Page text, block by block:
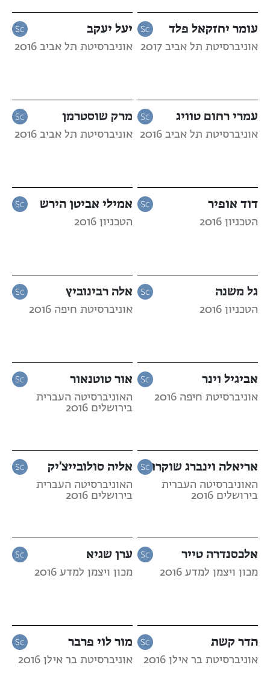
עומר יחזקאל פלד
אוניברסיטת תל אביב 2017
יעל יעקב
אוניברסיטת תל אביב 2016
עמרי רחום טוויג
אוניברסיטת תל אביב 2016
מרק שוסטרמן
אוניברסיטת תל אביב 2016
דוד אופיר
הטכניון 2016
אמילי אביטן הירש
הטכניון 2016
גל משנה
הטכניון 2016
אלה רבינוביץ
אוניברסיטת חיפה 2016
אביגיל וינר
אוניברסיטת חיפה 2016
אור טוטנאור
האוניברסיטה העברית
בירושלים 2016
אריאלה וינברג שוקרון
האוניברסיטה העברית
בירושלים 2016
אליה סולובייצ'יק
האוניברסיטה העברית
בירושלים 2016
אלכסנדרה טייר
מכון ויצמן למדע 2016
ערן שגיא
מכון ויצמן למדע 2016
הדר קשת
אוניברסיטת בר אילן 2016
מור לוי פרבר
אוניברסיטת בר אילן 2016